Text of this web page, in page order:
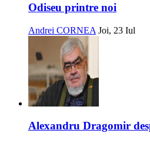
Odiseu printre noi
Andrei CORNEA Joi, 23 Iul
Alexandru Dragomir